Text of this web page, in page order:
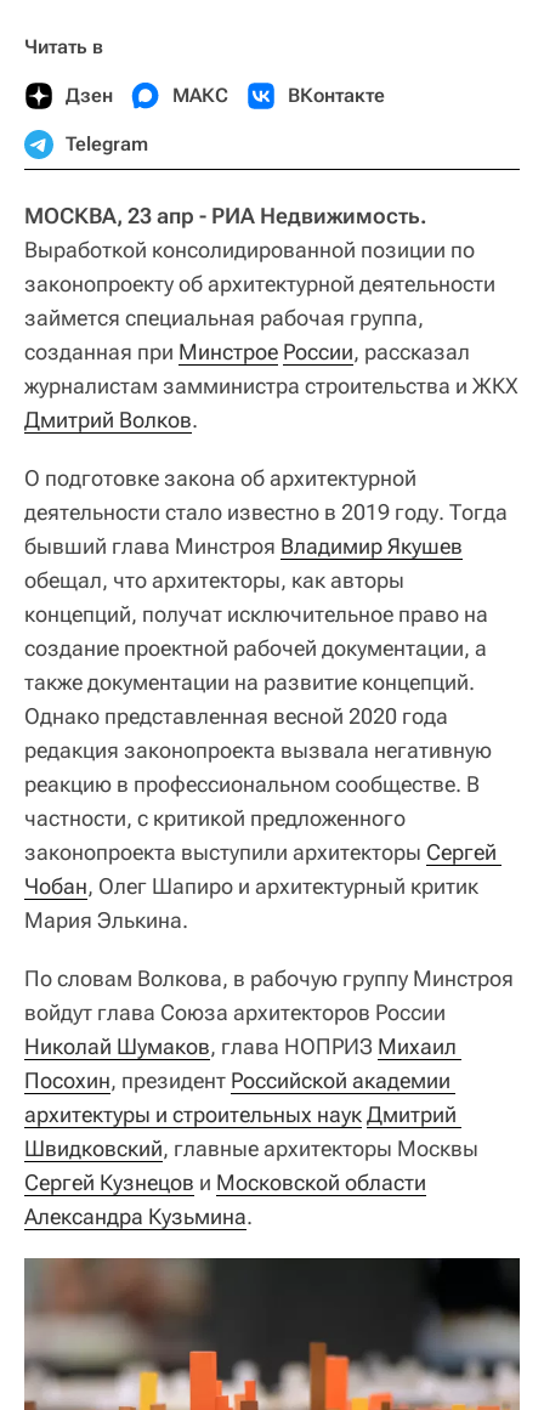
Читать в
Дзен МАКС ВКонтакте
Telegram
МОСКВА, 23 апр - РИА Недвижимость.
Выработкой консолидированной позиции по
законопроекту об архитектурной деятельности
займется специальная рабочая группа,
созданная при Минстрое России, рассказал
журналистам замминистра строительства и ЖКХ
Дмитрий Волков.
О подготовке закона об архитектурной
деятельности стало известно в 2019 году. Тогда
бывший глава Минстроя Владимир Якушев
обещал, что архитекторы, как авторы
концепций, получат исключительное право на
создание проектной рабочей документации, а
также документации на развитие концепций.
Однако представленная весной 2020 года
редакция законопроекта вызвала негативную
реакцию в профессиональном сообществе. В
частности, с критикой предложенного
законопроекта выступили архитекторы Сергей
Чобан, Олег Шапиро и архитектурный критик
Мария Элькина.
По словам Волкова, в рабочую группу Минстроя
войдут глава Союза архитекторов России
Николай Шумаков, глава НОПРИЗ Михаил
Посохин, президент Российской академии
архитектуры и строительных наукДмитрий
Швидковский, главные архитекторы Москвы
Сергей Кузнецов и Московской области
Александра Кузьмина.